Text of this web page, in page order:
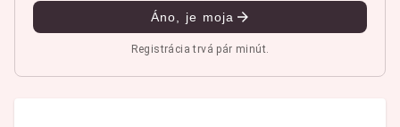
Áno, je moja
Registrácia trvá pár minút.